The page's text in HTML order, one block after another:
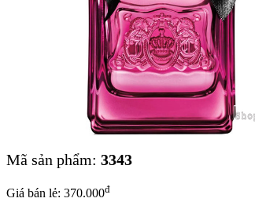
Mã sản phẩm: 3343
Giá bán lẻ: 370.000đ